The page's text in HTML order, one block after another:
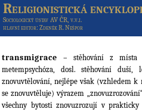
Religionistická
Sociologický ústav AV ČR, v.v.i.
hlavní editor: Zdeněk R. Nešpor
transmigrace – stěhování z místa
metempsychóza, dosl. stěhování
znovuvtělování, nejlépe však (vzhledem k
se znovuvtěluje) výrazem
všechny bytosti znovuzrozují v